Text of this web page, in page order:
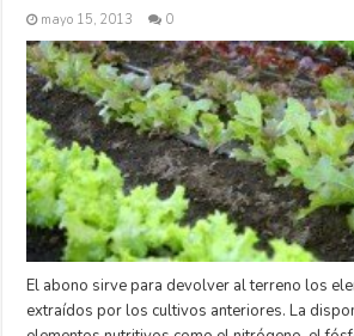
mayo 15, 2013 0
El abono sirve para devolver al terreno los
extraídos por los cultivos anteriores. La